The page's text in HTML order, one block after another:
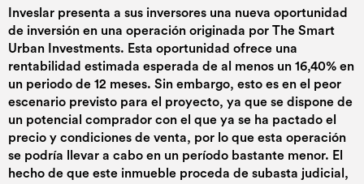
Inveslar presenta a sus inversores una nueva oportunidad
de inversión en una operación originada por The Smart
Urban Investments. Esta oportunidad ofrece una
rentabilidad estimada esperada de al menos un 16,40% en
un periodo de 12 meses. Sin embargo, esto es en el peor
escenario previsto para el proyecto, ya que se dispone de
un potencial comprador con el que ya se ha pactado el
precio y condiciones de venta, por lo que esta operación
se podría llevar a cabo en un período bastante menor. El
hecho de que este inmueble proceda de subasta judicial,